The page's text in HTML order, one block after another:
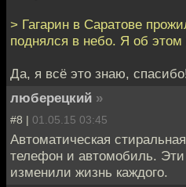
> Гагарин в Саратове
поднялся в небо. Я об этом
Да, я всё это знаю,
люберецкий »
#8 | 01.05.15 03:45
Автоматическая
телефон и автомобиль.
изменили жизнь каждого.